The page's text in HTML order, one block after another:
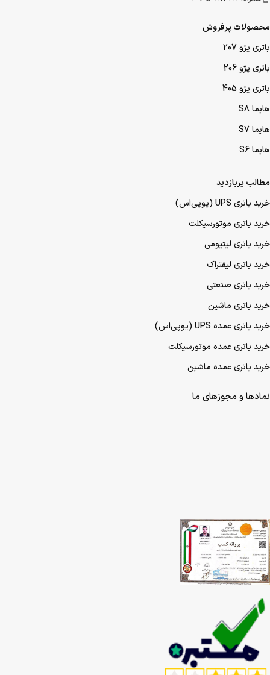
محصولات پرفروش
باتری پژو 207
باتری پژو 206
باتری پژو 405
هایما S8
هایما S7
هایما S6
مطالب پربازدید
خرید باتری UPS (یو‌پی‌اس)
خرید باتری موتورسیکلت
خرید باتری لیتیومی
خرید باتری لیفتراک
خرید باتری صنعتی
خرید باتری ماشین
خرید باتری عمده UPS (یو‌پی‌اس)
خرید باتری عمده موتورسیکلت
خرید باتری عمده ماشین
نمادها و مجوزهای ما